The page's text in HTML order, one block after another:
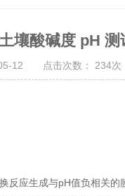
壤酸碱度 pH 测
05-12 点击次数： 234次
应生成与pH值负相关的